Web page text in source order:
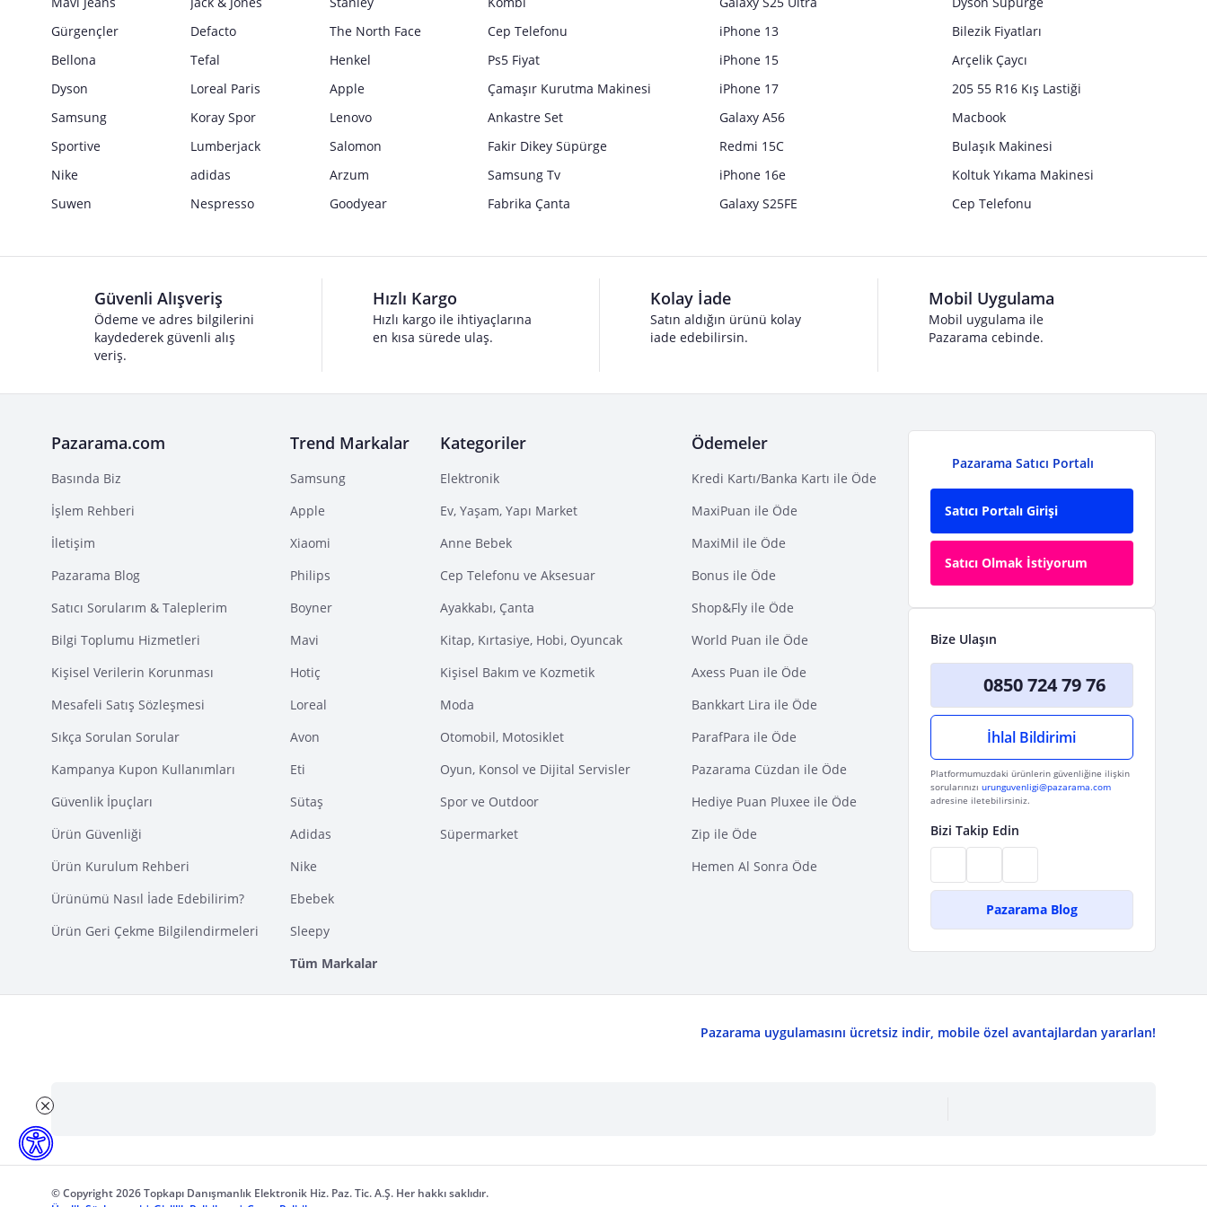
Gürgençler
Defacto
The North Face
Bellona
Tefal
Henkel
Dyson
Loreal Paris
Apple
Samsung
Koray Spor
Lenovo
Sportive
Lumberjack
Salomon
Nike
adidas
Arzum
Suwen
Nespresso Goodyear
Cep Telefonu
Ps5 Fiyat
Çamaşır Kurutma Makinesi
Ankastre Set
Fakir Dikey Süpürge
Samsung Tv
Fabrika Çanta
iPhone 13
iPhone 15
iPhone 17
Galaxy A56
Redmi 15C
iPhone 16e
Galaxy S25FE
Bilezik Fiyatları
Arçelik Çaycı
205 55 R16 Kış Lastiği
Macbook
Bulaşık Makinesi
Koltuk Yıkama Makinesi
Cep Telefonu
Güvenli Alışveriş
Ödeme ve adres bilgilerini
kaydederek güvenli alış
veriş.
Hızlı Kargo
Hızlı kargo ile ihtiyaçlarına
en kısa sürede ulaş.
Kolay İade
Satın aldığın ürünü kolay
iade edebilirsin.
Mobil Uygulama
Mobil uygulama ile
Pazarama cebinde.
Pazarama.com
Basında Biz
İşlem Rehberi
İletişim
Pazarama Blog
Satıcı Sorularım & Taleplerim
Bilgi Toplumu Hizmetleri
Kişisel Verilerin Korunması
Mesafeli Satış Sözleşmesi
Sıkça Sorulan Sorular
Kampanya Kupon Kullanımları
Güvenlik İpuçları
Ürün Güvenliği
Ürün Kurulum Rehberi
Ürünümü Nasıl İade Edebilirim?
Ürün Geri Çekme Bilgilendirmeleri
Trend Markalar
Samsung
Apple
Xiaomi
Philips
Boyner
Mavi
Hotiç
Loreal
Avon
Eti
Sütaş
Adidas
Nike
Ebebek
Sleepy
Tüm Markalar
Kategoriler
Elektronik
Ev, Yaşam, Yapı Market
Anne Bebek
Cep Telefonu ve Aksesuar
Ayakkabı, Çanta
Kitap, Kırtasiye, Hobi, Oyuncak
Kişisel Bakım ve Kozmetik
Moda
Otomobil, Motosiklet
Oyun, Konsol ve Dijital Servisler
Spor ve Outdoor
Süpermarket
Ödemeler
Kredi Kartı/Banka Kartı ile Öde
MaxiPuan ile Öde
MaxiMil ile Öde
Bonus ile Öde
Shop&Fly ile Öde
World Puan ile Öde
Axess Puan ile Öde
Bankkart Lira ile Öde
ParafPara ile Öde
Pazarama Cüzdan ile Öde
Hediye Puan Pluxee ile Öde
Zip ile Öde
Hemen Al Sonra Öde
Pazarama Satıcı Portalı
Satıcı Portalı Girişi
Satıcı Olmak İstiyorum
Bize Ulaşın
0850 724 79 76
İhlal Bildirimi
Platformumuzdaki ürünlerin güvenliğine ilişkin
sorularınızı urunguvenligi@pazarama.com
adresine iletebilirsiniz.
Bizi Takip Edin
Pazarama Blog
Pazarama uygulamasını ücretsiz indir, mobile özel avantajlardan yararlan!
© Copyright 2026 Topkapı Danışmanlık Elektronik Hiz. Paz. Tic. A.Ş. Her hakkı saklıdır.